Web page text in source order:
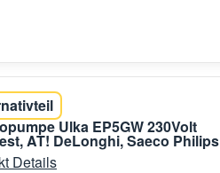
Ulka EP5GW 230Volt
AT! DeLonghi, Saeco Philips
Details